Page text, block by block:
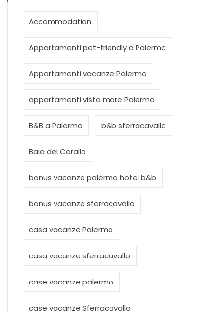
Accommodation
Appartamenti pet-friendly a Palermo
Appartamenti vacanze Palermo
appartamenti vista mare Palermo
B&B a Palermo b&b sferracavallo
Baia del Corallo
bonus vacanze palermo hotel b&b
bonus vacanze sferracavallo
casa vacanze Palermo
casa vacanze sferracavallo
case vacanze palermo
case vacanze Sferracavallo